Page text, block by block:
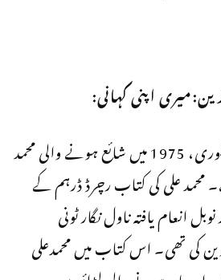
اپنی کہانی:
دی گریٹ: مائی اون سٹوری، 1975 میں شائع ہونے والی محمد
علی کی کتاب رچرڈ ڈرہم کے
انعام یافتہ ناول نگار ٹونی
کی تھی۔ اس کتاب میں محمدعلی